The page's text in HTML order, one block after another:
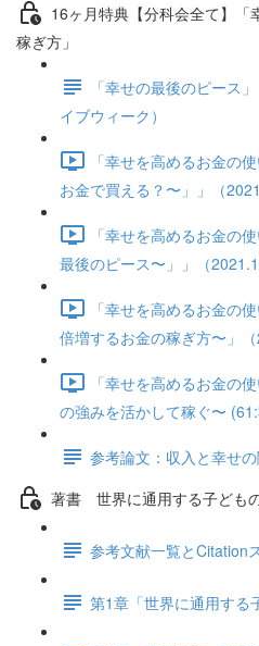
16ヶ月特典【分科会全て】「
稼ぎ方」
「幸せの最後のピース
イブウィーク）
「幸せを高めるお金の
お金で買える？〜」」（
「幸せを高めるお金の
最後のピース〜」」（
「幸せを高めるお金の
倍増するお金の稼ぎ方〜」
「幸せを高めるお金の
の強みを活かして稼ぐ〜
参考論文：収入と幸せ
著書 世界に通用する子ども
参考文献一覧とCitation
第1章「世界に通用する